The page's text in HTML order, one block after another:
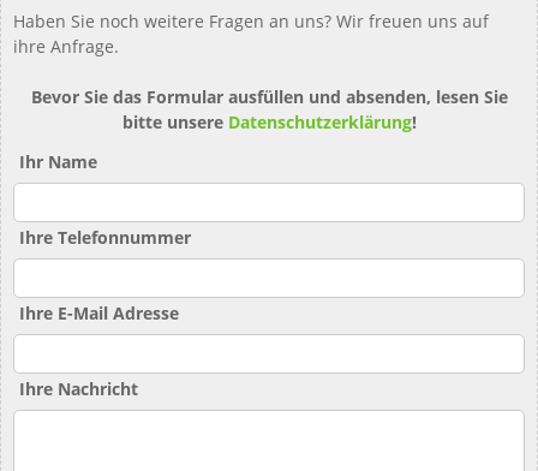
Haben Sie noch weitere Fragen an uns? Wir freuen uns auf
ihre Anfrage.
Bevor Sie das Formular ausfüllen und absenden, lesen Sie
bitte unsere Datenschutzerklärung!
Ihr Name
Ihre Telefonnummer
Ihre E-Mail Adresse
Ihre Nachricht